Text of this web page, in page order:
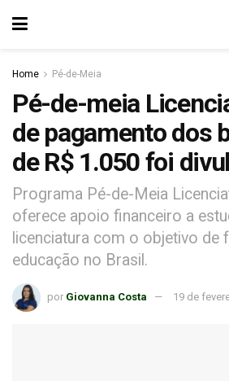
Home Pé-de-Meia
Pé-de-meia
de pagamento dos
de R$ 1.050 foi
Programa Pé-de-Meia
oferece apoio financeiro a
licenciatura com o objetivo de
educação no Brasil.
por Giovanna Costa 19 de